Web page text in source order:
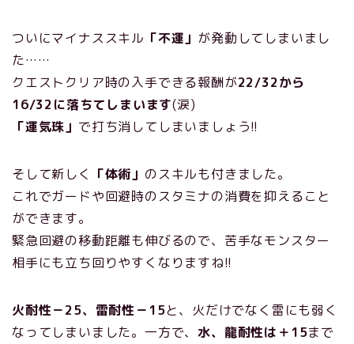
ついにマイナススキル 「不運」 が発動してしまいまし
た……
クエストクリア時の入手できる報酬が22/32から
16/32に落ちてしまいます(涙)
「運気珠」 で打ち消してしまいましょう!!
そして新しく 「体術」 のスキルも付きました。
これでガードや回避時のスタミナの消費を抑えること
ができます。
緊急回避の移動距離も伸びるので、苦手なモンスター
相手にも立ち回りやすくなりますね!!
火耐性－25、雷耐性－15と、火だけでなく雷にも弱く
なってしまいました。一方で、水、龍耐性は＋15まで